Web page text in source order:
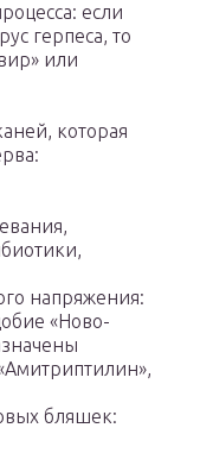
если
герпеса, то
или
которая
напряжения:
«Ново-
бляшек: